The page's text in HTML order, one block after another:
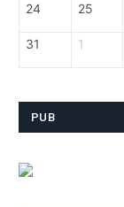
24 25
31 1
PUB